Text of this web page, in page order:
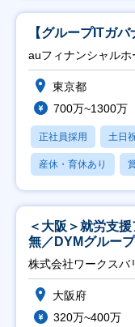
【グループITガバ
auフィナンシャル
東京都
700万~1300万
正社員採用 土日
産休・育休あり
＜大阪＞就労支
無／DYMグルー
日祝】
株式会社ワークスバ
大阪府
320万~400万